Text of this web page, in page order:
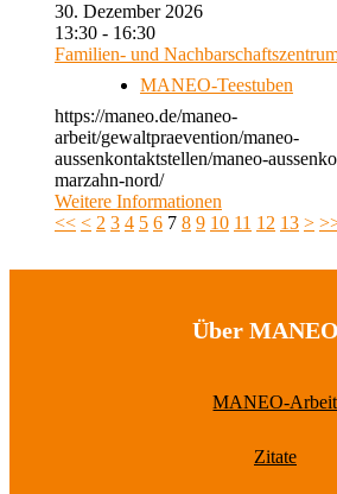
30. Dezember 2026
13:30 - 16:30
Familien- und
MANEO-Teestuben
https://maneo.de/maneo-
arbeit/gewaltpraevention/maneo-
aussenkontaktstellen/maneo-
marzahn-nord/
Weitere Informationen
<< < 2 3 4 5 6 7 8 9 10 11 12 13 >
Über MANEO
MANEO-Arbeit
Zitate